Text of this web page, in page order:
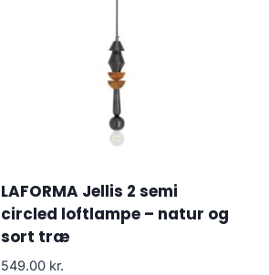
LAFORMA Jellis 2 semi
circled loftlampe – natur og
sort træ
549.00 kr.